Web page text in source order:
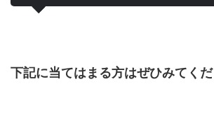
下記に当てはまる方はぜひみてくだ